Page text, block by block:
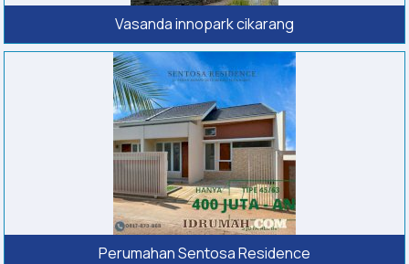
Vasanda innopark cikarang
Perumahan Sentosa Residence